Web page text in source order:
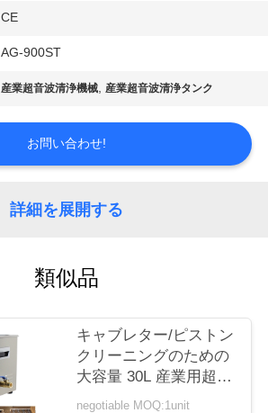
CE
AG-900ST
産業超音波清浄機械,産業超音波清浄タンク
お問い合わせ!
詳細を展開する
類似品
キャブレター/ピストン
クリーニングのための
大容量 30L 産業用超音
波クリーナー
negotiable MOQ:1unit